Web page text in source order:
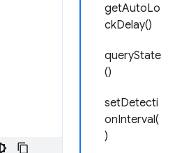
getAutoLo
ckDelay()
queryState
()
setDetecti
onInterval(
)